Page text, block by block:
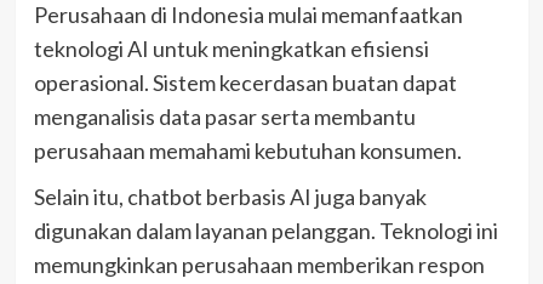
Perusahaan di Indonesia mulai memanfaatkan
teknologi AI untuk meningkatkan efisiensi
operasional. Sistem kecerdasan buatan dapat
menganalisis data pasar serta membantu
perusahaan memahami kebutuhan konsumen.
Selain itu, chatbot berbasis AI juga banyak
digunakan dalam layanan pelanggan. Teknologi ini
memungkinkan perusahaan memberikan respon